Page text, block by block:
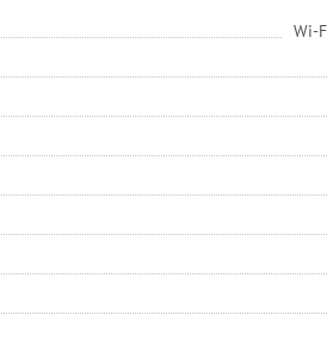
Wi-